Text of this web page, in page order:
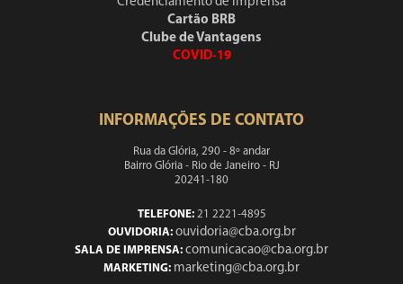
Cartão BRB
Clube de Vantagens
COVID-19
INFORMAÇÕES DE CONTATO
Rua da Glória, 290 - 8º andar
Bairro Glória - Rio de Janeiro - RJ
20241-180
TELEFONE:21 2221-4895
OUVIDORIA: ouvidoria@cba.org.br
SALA DE IMPRENSA: comunicacao@cba.org.br
MARKETING: marketing@cba.org.br